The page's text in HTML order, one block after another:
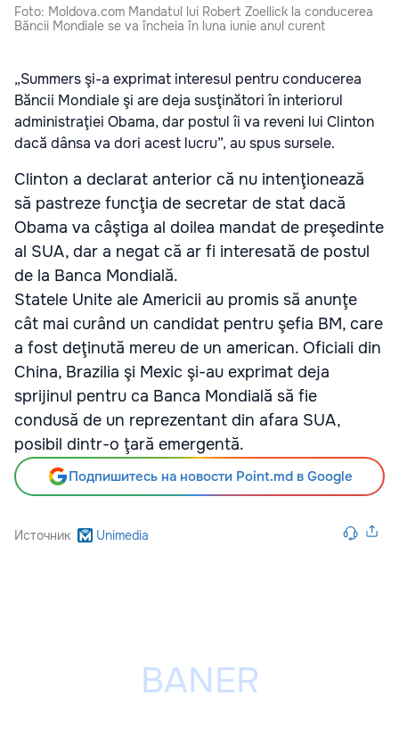
Foto: Moldova.com Mandatul lui Robert Zoellick la conducerea
Băncii Mondiale se va încheia în luna iunie anul curent
„Summers şi-a exprimat interesul pentru conducerea
Băncii Mondiale şi are deja susţinători în interiorul
administraţiei Obama, dar postul îi va reveni lui Clinton
dacă dânsa va dori acest lucru”, au spus sursele.
Clinton a declarat anterior că nu intenţionează
să pastreze funcţia de secretar de stat dacă
Obama va câştiga al doilea mandat de preşedinte
al SUA, dar a negat că ar fi interesată de postul
de la Banca Mondială.
Statele Unite ale Americii au promis să anunţe
cât mai curând un candidat pentru şefia BM, care
a fost deţinută mereu de un american. Oficiali din
China, Brazilia şi Mexic şi-au exprimat deja
sprijinul pentru ca Banca Mondială să fie
condusă de un reprezentant din afara SUA,
posibil dintr-o ţară emergentă.
Подпишитесь на новости Point.md в Google
Источник Unimedia